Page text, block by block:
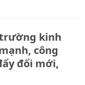
kinh
công
đổi mới,